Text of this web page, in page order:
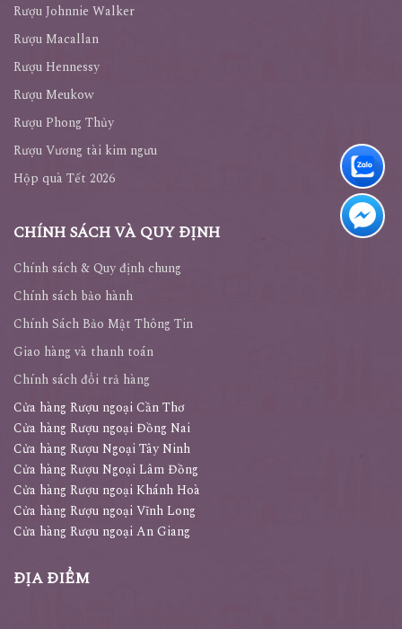
Rượu Johnnie Walker
Rượu Macallan
Rượu Hennessy
Rượu Meukow
Rượu Phong Thủy
Rượu Vương tài kim ngưu
Hộp quà Tết 2026
CHÍNH SÁCH VÀ QUY ĐỊNH
Chính sách & Quy định chung
Chính sách bảo hành
Chính Sách Bảo Mật Thông Tin
Giao hàng và thanh toán
Chính sách đổi trả hàng
Cửa hàng Rượu ngoại Cần Thơ
Cửa hàng Rượu ngoại Đồng Nai
Cửa hàng Rượu Ngoại Tây Ninh
Cửa hàng Rượu Ngoại Lâm Đồng
Cửa hàng Rượu ngoại Khánh Hoà
Cửa hàng Rượu ngoại Vĩnh Long
Cửa hàng Rượu ngoại An Giang
ĐỊA ĐIỂM